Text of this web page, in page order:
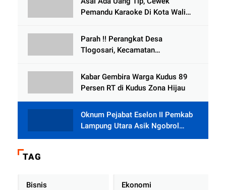
Selewengkan Bantuan Mushola
Pemandu Karaoke Di Kota Wali
Parah !! Perangkat Desa
Tlogosari, Kecamatan
Rumah dari BAZNAS
Kabar Gembira Warga Kudus 89
Persen RT di Kudus Zona Hijau
Oknum Pejabat Eselon II Pemkab
Lampung Utara Asik Ngobrol
Dengan Teman Kencan Wanitanya
TAG
Bisnis Ekonomi